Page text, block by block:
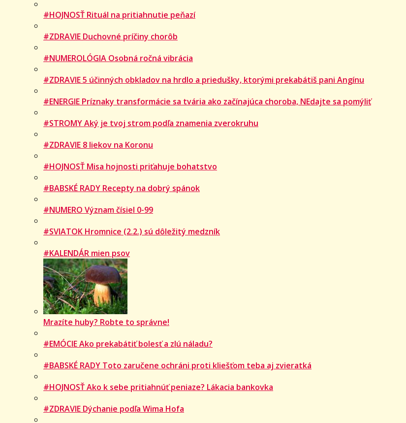
#HOJNOSŤ Rituál na pritiahnutie peňazí
#ZDRAVIE Duchovné príčiny chorôb
#NUMEROLÓGIA Osobná ročná vibrácia
#ZDRAVIE 5 účinných obkladov na hrdlo a priedušky, ktorými prekabátiš pani Angínu
#ENERGIE Príznaky transformácie sa tvária ako začínajúca choroba, NEdajte sa pomýliť
#STROMY Aký je tvoj strom podľa znamenia zverokruhu
#ZDRAVIE 8 liekov na Koronu
#HOJNOSŤ Misa hojnosti priťahuje bohatstvo
#BABSKÉ RADY Recepty na dobrý spánok
#NUMERO Význam čísiel 0-99
#SVIATOK Hromnice (2.2.) sú dôležitý medzník
#KALENDÁR mien psov
Mrazíte huby? Robte to správne!
#EMÓCIE Ako prekabátiť bolesť a zlú náladu?
#BABSKÉ RADY Toto zaručene ochráni proti kliešťom teba aj zvieratká
#HOJNOSŤ Ako k sebe pritiahnúť peniaze? Lákacia bankovka
#ZDRAVIE Dýchanie podľa Wima Hofa